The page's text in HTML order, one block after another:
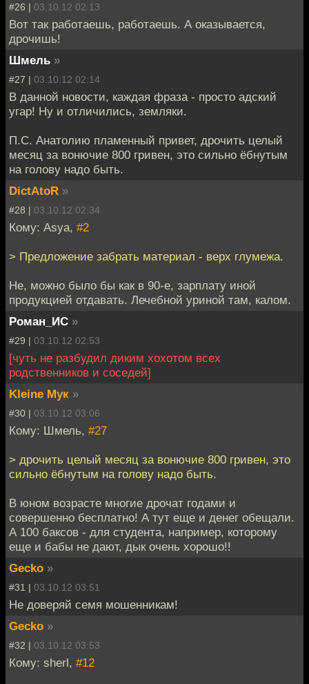
#26 | 03.10.12 02:13
Вот так работаешь, работаешь. А оказывается,
дрочишь!
Шмель »
#27 | 03.10.12 02:14
В данной новости, каждая фраза - просто адский
угар! Ну и отличились, земляки.
П.С. Анатолию пламенный привет, дрочить целый
месяц за вонючие 800 гривен, это сильно ёбнутым
на голову надо быть.
DictAtoR »
#28 | 03.10.12 02:34
Кому: Asya, #2
> Предложение забрать материал - верх глумежа.
Не, можно было бы как в 90-е, зарплату иной
продукцией отдавать. Лечебной уриной там, калом.
Роман_ИС »
#29 | 03.10.12 02:53
[чуть не разбудил диким хохотом всех
родственников и соседей]
Kleine Мук »
#30 | 03.10.12 03:06
Кому: Шмель, #27
> дрочить целый месяц за вонючие 800 гривен, это
сильно ёбнутым на голову надо быть.
В юном возрасте многие дрочат годами и
совершенно бесплатно! А тут еще и денег обещали.
А 100 баксов - для студента, например, которому
еще и бабы не дают, дык очень хорошо!!
Gecko »
#31 | 03.10.12 03:51
Не доверяй семя мошенникам!
Gecko »
#32 | 03.10.12 03:53
Кому: sherl, #12